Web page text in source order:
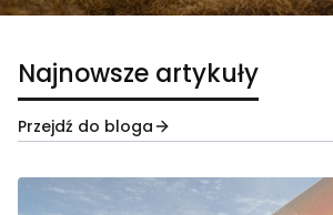
Najnowsze artykuły
Przejdź do bloga